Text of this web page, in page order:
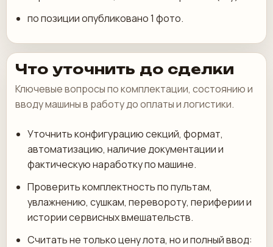
по позиции опубликовано 1 фото.
Что уточнить до сделки
Ключевые вопросы по комплектации, состоянию и
вводу машины в работу до оплаты и логистики.
Уточнить конфигурацию секций, формат,
автоматизацию, наличие документации и
фактическую наработку по машине.
Проверить комплектность по пультам,
увлажнению, сушкам, перевороту, периферии и
истории сервисных вмешательств.
Считать не только цену лота, но и полный ввод: